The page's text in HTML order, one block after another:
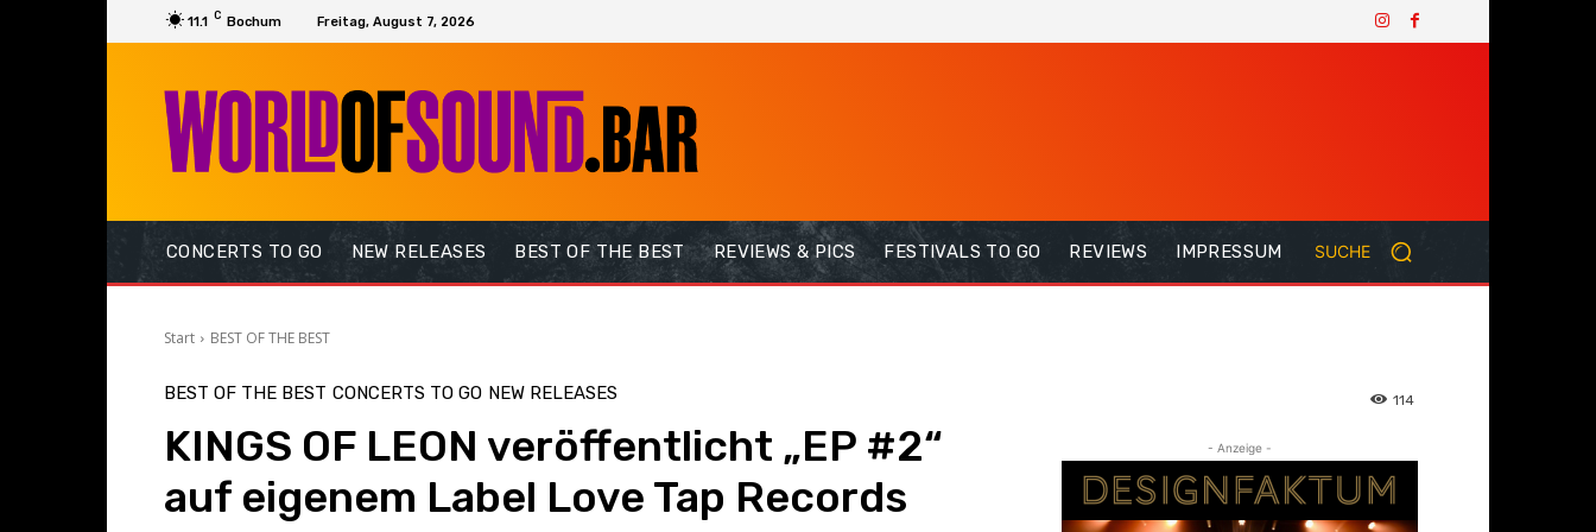
11.1 C Bochum Freitag, August 7, 2026
CONCERTS TO GO NEW RELEASES BEST OF THE BEST REVIEWS & PICS FESTIVALS TO GO REVIEWS IMPRESSUM SUCHE
Start BEST OF THE BEST
BEST OF THE BEST CONCERTS TO GO NEW RELEASES
KINGS OF LEON veröffentlicht „EP #2“
auf eigenem Label Love Tap Records
114
- Anzeige -